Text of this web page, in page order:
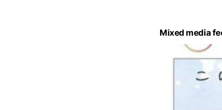
Mixed media